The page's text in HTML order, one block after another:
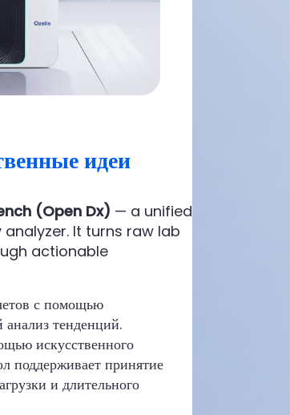
идеи
(Open Dx) — a unified
It turns raw lab
actionable
с помощью
тенденций.
искусственного
поддерживает принятие
и длительного